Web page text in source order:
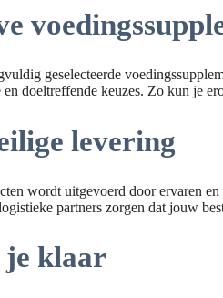
geselecteerde
doeltreffende keuzes. Zo kun je
levering
wordt uitgevoerd door ervaren
partners zorgen dat jouw
klaar